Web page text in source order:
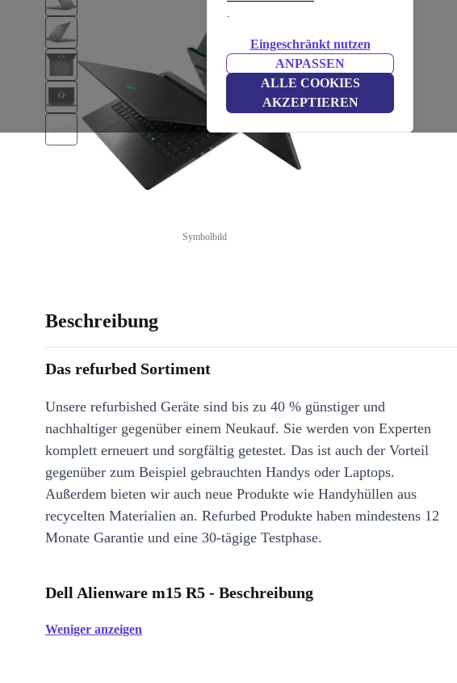
.
Eingeschränkt nutzen
ANPASSEN
ALLE COOKIES
AKZEPTIEREN
Symbolbild
Beschreibung
Das refurbed Sortiment
Unsere refurbished Geräte sind bis zu 40 % günstiger und
nachhaltiger gegenüber einem Neukauf. Sie werden von Experten
komplett erneuert und sorgfältig getestet. Das ist auch der Vorteil
gegenüber zum Beispiel gebrauchten Handys oder Laptops.
Außerdem bieten wir auch neue Produkte wie Handyhüllen aus
recycelten Materialien an. Refurbed Produkte haben mindestens 12
Monate Garantie und eine 30-tägige Testphase.
Dell Alienware m15 R5 - Beschreibung
Weniger anzeigen